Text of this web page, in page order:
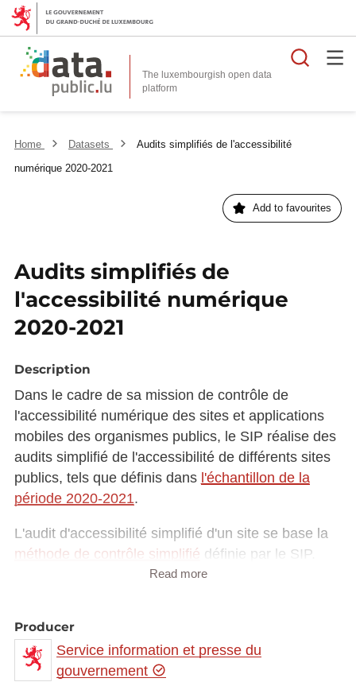
The luxembourgish open data
platform
Home Datasets
Audits simplifiés de l'accessibilité
numérique 2020-2021
Add to favourites
Audits simplifiés de
l'accessibilité numérique
2020-2021
Description
Dans le cadre de sa mission de contrôle de
l'accessibilité numérique des sites et applications
mobiles des organismes publics, le SIP réalise des
audits simplifié de l'accessibilité de différents sites
publics, tels que définis dans l'échantillon de la
période 2020-2021.
L'audit d'accessibilité simplifié d'un site se base la
méthode de contrôle simplifié définie par le SIP.
ne sont pas mis à jour suite aux éventuelles
corrections effectuées sur ces sites (d'autres
contrôles pourront être effectués sur les prochaines
Read more
Producer
Service information et presse du
gouvernement